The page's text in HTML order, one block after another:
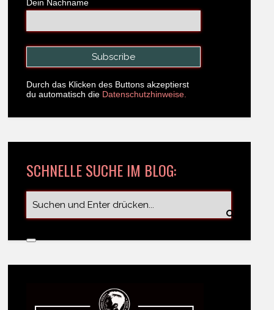
Dein Nachname
Durch das Klicken des Buttons akzeptierst
du automatisch die Datenschutzhinweise.
SCHNELLE SUCHE IM BLOG: